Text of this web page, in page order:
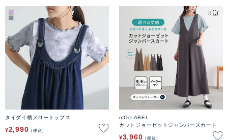
タイダイ柄メロートップス
¥2,990 税込
n'OrLABEL
カットジョーゼットジャンパースカート
¥3,960 税込